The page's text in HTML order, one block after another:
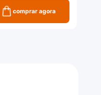
comprar agora